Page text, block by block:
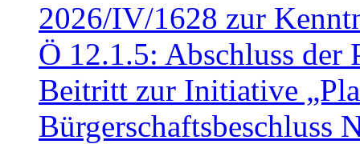
2026/IV/1628 zur
Ö 12.1.5: Abschluss der
Beitritt zur Initiative
Bürgerschaftsbeschluss